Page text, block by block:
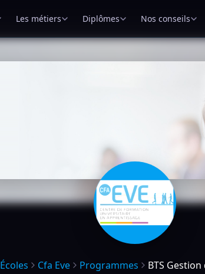
Les métiers Diplômes Nos conseils
Écoles Cfa Eve Programmes BTS Gestion